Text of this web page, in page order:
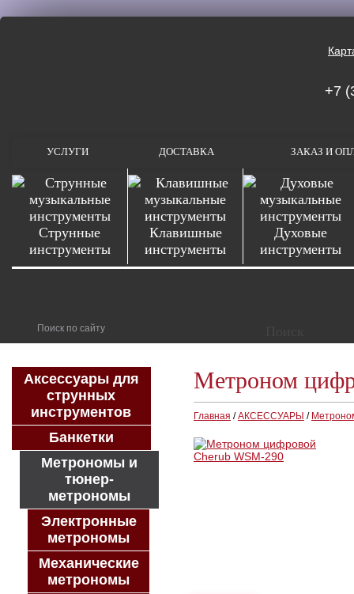
+7
УСЛУГИ ДОСТАВКА ЗАКАЗ И
Струнные
инструменты
Клавишные
инструменты
Духовые
инструменты
Метроном
Главная /АКСЕССУАРЫ /
Аксессуары для
струнных
инструментов
Банкетки
Метрономы и
тюнер-
метрономы
Электронные
метрономы
Механические
метрономы